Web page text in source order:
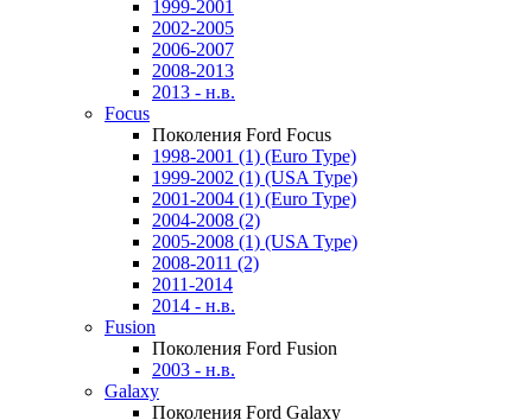
1999-2001
2002-2005
2006-2007
2008-2013
2013 - н.в.
Focus
Поколения Ford Focus
1998-2001 (1) (Euro Type)
1999-2002 (1) (USA Type)
2001-2004 (1) (Euro Type)
2004-2008 (2)
2005-2008 (1) (USA Type)
2008-2011 (2)
2011-2014
2014 - н.в.
Fusion
Поколения Ford Fusion
2003 - н.в.
Galaxy
Поколения Ford Galaxy